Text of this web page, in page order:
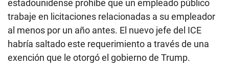
estadounidense prohíbe que un empleado público
trabaje en licitaciones relacionadas a su empleador
al menos por un año antes. El nuevo jefe del ICE
habría saltado este requerimiento a través de una
exención que le otorgó el gobierno de Trump.